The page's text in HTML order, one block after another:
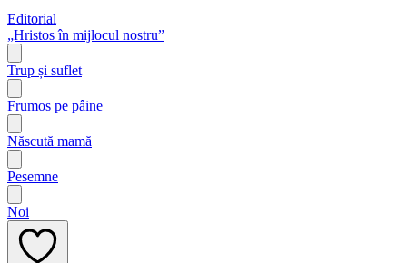
Editorial
„Hristos în mijlocul nostru”
Trup și suflet
Frumos pe pâine
Născută mamă
Pesemne
Noi